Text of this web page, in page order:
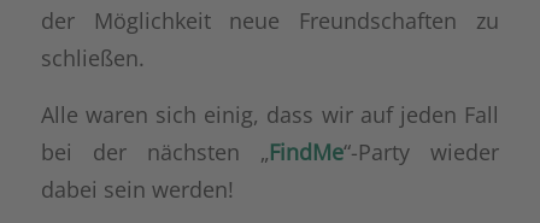
der Möglichkeit neue Freundschaften zu
schließen.
Alle waren sich einig, dass wir auf jeden Fall
bei der nächsten „FindMe“-Party wieder
dabei sein werden!